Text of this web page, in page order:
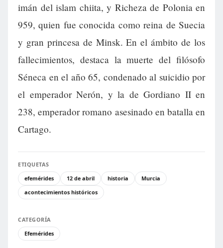
imán del islam chiita, y Richeza de Polonia en
959, quien fue conocida como reina de Suecia
y gran princesa de Minsk. En el ámbito de los
fallecimientos, destaca la muerte del filósofo
Séneca en el año 65, condenado al suicidio por
el emperador Nerón, y la de Gordiano II en
238, emperador romano asesinado en batalla en
Cartago.
ETIQUETAS
efemérides
12 de abril historia
Murcia
acontecimientos históricos
CATEGORÍA
Efemérides